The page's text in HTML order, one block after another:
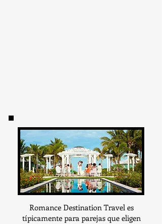
Romance Destination Travel es
típicamente para parejas que eligen